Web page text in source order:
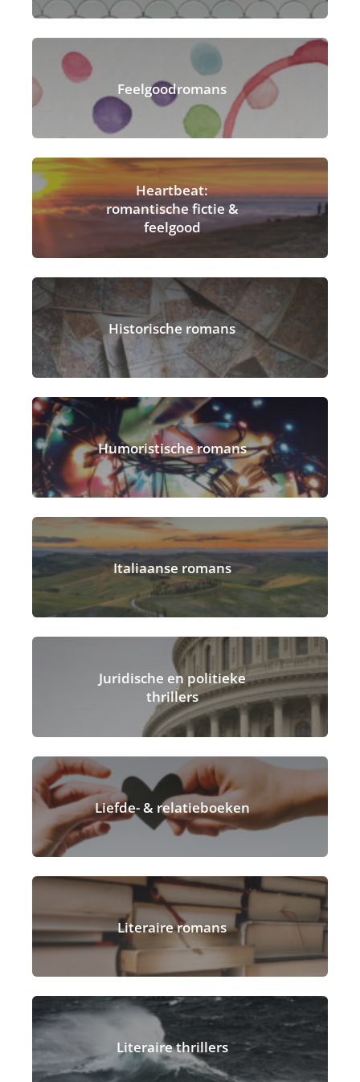
Feelgoodromans
Heartbeat:
romantische fictie &
feelgood
Historische romans
Humoristische romans
Italiaanse romans
Juridische en politieke
thrillers
Liefde- & relatieboeken
Literaire romans
Literaire thrillers